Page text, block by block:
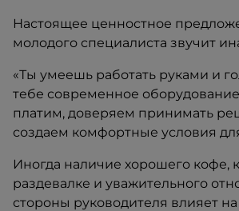
Настоящее ценностное
молодого специалиста звучит
«Ты умеешь работать руками и
тебе современное
платим, доверяем принимать
создаем комфортные условия
Иногда наличие хорошего кофе,
раздевалке и уважительного
стороны руководителя влияет